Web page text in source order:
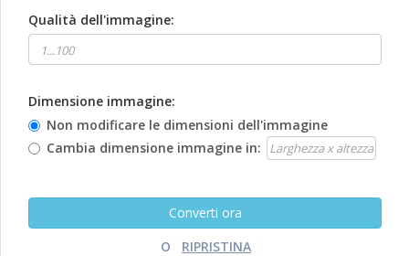
Qualità dell'immagine:
Dimensione immagine:
Non modificare le dimensioni dell'immagine
Cambia dimensione immagine in:
O